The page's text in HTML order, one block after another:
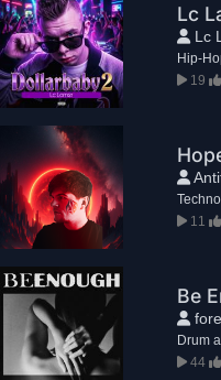
Lc
Lc
Hip-
19
Techno
11
Be
Drum
44